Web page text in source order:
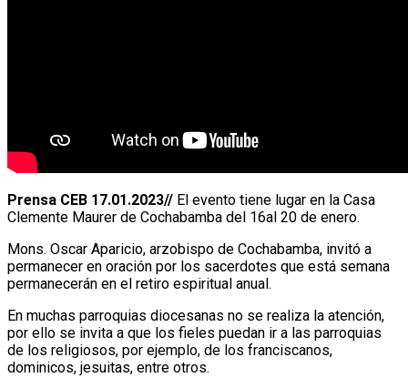
Prensa CEB 17.01.2023// El evento tiene lugar en la Casa
Clemente Maurer de Cochabamba del 16al 20 de enero.
Mons. Oscar Aparicio, arzobispo de Cochabamba, invitó a
permanecer en oración por los sacerdotes que está semana
permanecerán en el retiro espiritual anual.
En muchas parroquias diocesanas no se realiza la atención,
por ello se invita a que los fieles puedan ir a las parroquias
de los religiosos, por ejemplo, de los franciscanos,
dominicos, jesuitas, entre otros.